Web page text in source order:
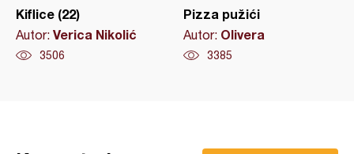
Kiflice (22)
Autor: Verica Nikolić
3506
Pizza pužići
Autor: Olivera
3385